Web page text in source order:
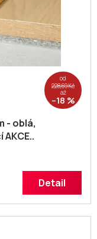
od
228,69 Kč
až
–18 %
- oblá,
Detail